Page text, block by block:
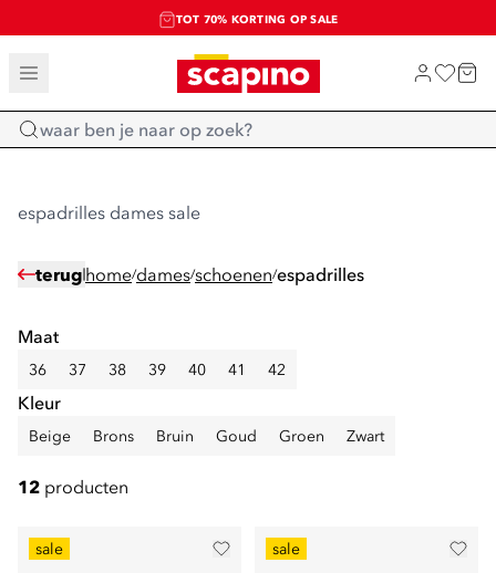
TOT 70% KORTING OP SALE
SALE: LAATSTE KANS!
SHOP NIEUW
Home
espadrilles dames sale
terug home/dames/schoenen/espadrilles
Maat
36 37 38 39 40 41 42
Kleur
Beige Brons Bruin Goud Groen Zwart
12 producten
sale sale